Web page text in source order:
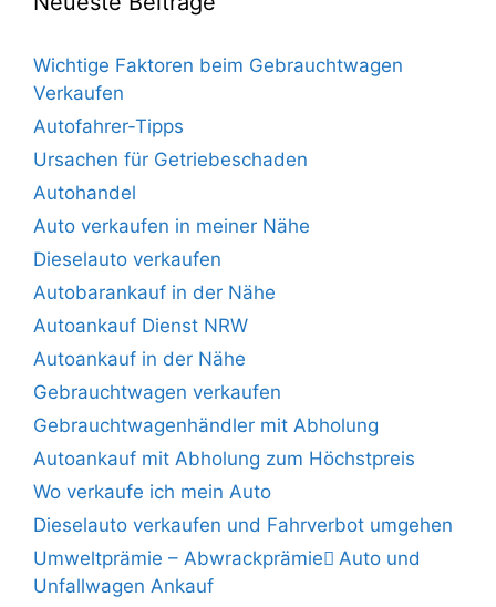
Wichtige Faktoren beim Gebrauchtwagen
Verkaufen
Autofahrer-Tipps
Ursachen für Getriebeschaden
Autohandel
Auto verkaufen in meiner Nähe
Dieselauto verkaufen
Autobarankauf in der Nähe
Autoankauf Dienst NRW
Autoankauf in der Nähe
Gebrauchtwagen verkaufen
Gebrauchtwagenhändler mit Abholung
Autoankauf mit Abholung zum Höchstpreis
Wo verkaufe ich mein Auto
Dieselauto verkaufen und Fahrverbot umgehen
Umweltprämie – Abwrackprämie ِAuto und
Unfallwagen Ankauf